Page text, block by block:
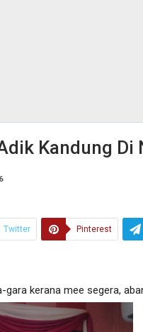
Kandung Di
Twitter Pinterest
kerana mee segera,